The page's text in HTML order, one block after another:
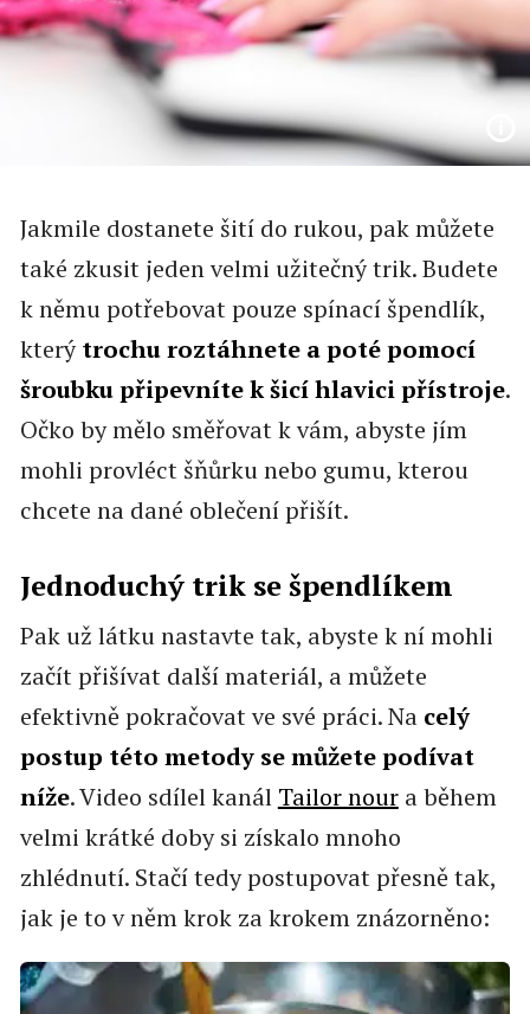
Jakmile dostanete šití do rukou, pak můžete
také zkusit jeden velmi užitečný trik. Budete
k němu potřebovat pouze spínací špendlík,
který trochu roztáhnete a poté pomocí
šroubku připevníte k šicí hlavici přístroje.
Očko by mělo směřovat k vám, abyste jím
mohli provléct šňůrku nebo gumu, kterou
chcete na dané oblečení přišít.
Jednoduchý trik se špendlíkem
Pak už látku nastavte tak, abyste k ní mohli
začít přišívat další materiál, a můžete
efektivně pokračovat ve své práci. Na celý
postup této metody se můžete podívat
níže. Video sdílel kanál Tailor noura během
velmi krátké doby si získalo mnoho
zhlédnutí. Stačí tedy postupovat přesně tak,
jak je to v něm krok za krokem znázorněno: